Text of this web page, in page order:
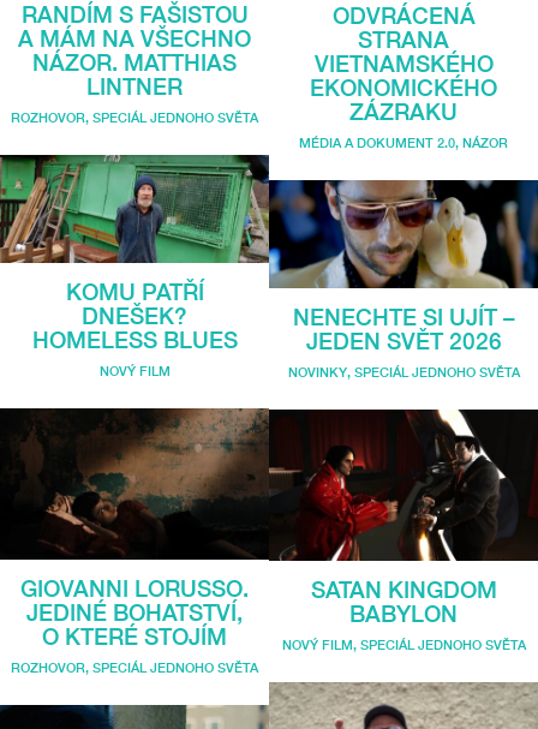
RANDÍM S FAŠISTOU
A MÁM NA VŠECHNO
NÁZOR. MATTHIAS
LINTNER
ROZHOVOR, SPECIÁL JEDNOHO SVĚTA
KOMU PATŘÍ
DNEŠEK?
HOMELESS BLUES
NOVÝ FILM
GIOVANNI LORUSSO.
JEDINÉ BOHATSTVÍ,
O KTERÉ STOJÍM
ROZHOVOR, SPECIÁL JEDNOHO SVĚTA
ODVRÁCENÁ
STRANA
VIETNAMSKÉHO
EKONOMICKÉHO
ZÁZRAKU
MÉDIA A DOKUMENT 2.0, NÁZOR
NENECHTE SI UJÍT –
JEDEN SVĚT 2026
NOVINKY, SPECIÁL JEDNOHO SVĚTA
SATAN KINGDOM
BABYLON
NOVÝ FILM, SPECIÁL JEDNOHO SVĚTA